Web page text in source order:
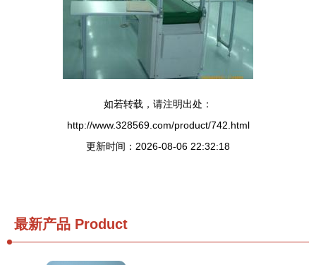
如若转载，请注明出处：
http://www.328569.com/product/742.html
更新时间：2026-08-06 22:32:18
最新产品 Product